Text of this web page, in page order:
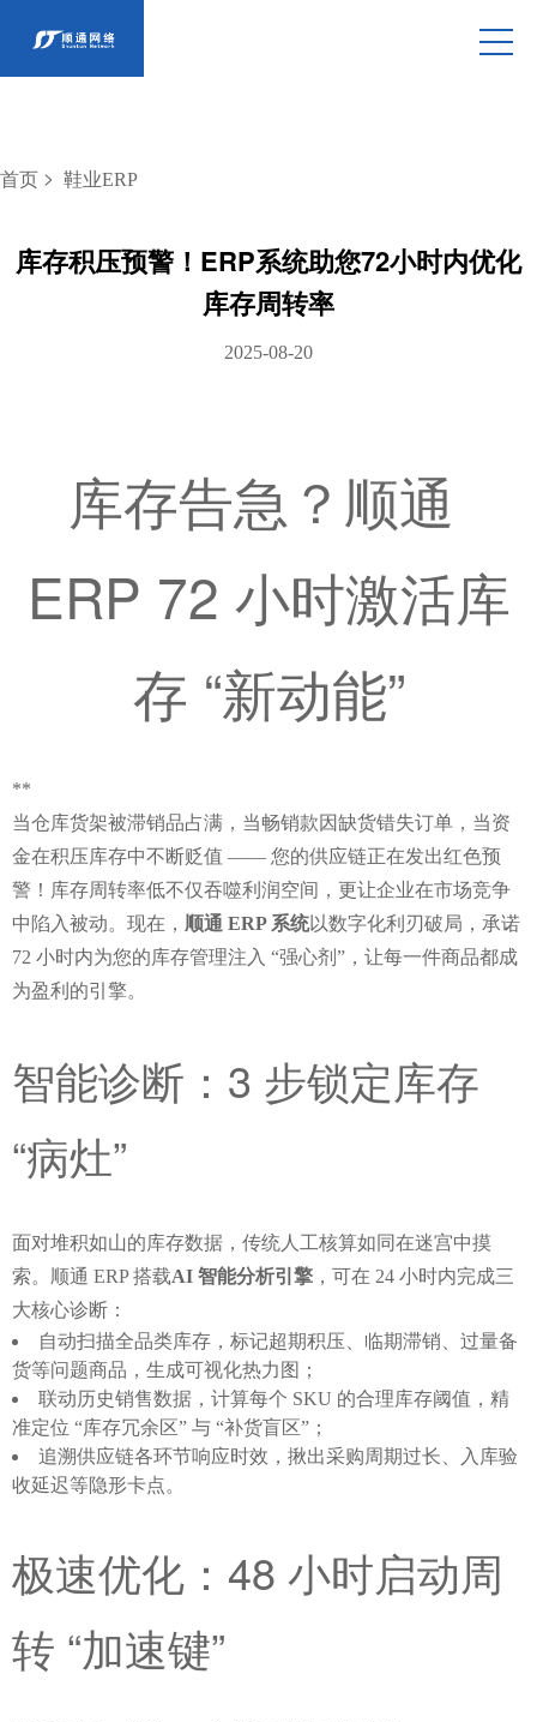
首页 > 鞋业ERP
库存积压预警！ERP系统助您72小时内优化
库存周转率
2025-08-20
库存告急？顺通
ERP 72 小时激活库
存 “新动能”
**
当仓库货架被滞销品占满，当畅销款因缺货错失订单，当资
金在积压库存中不断贬值 —— 您的供应链正在发出红色预
警！库存周转率低不仅吞噬利润空间，更让企业在市场竞争
中陷入被动。现在， 顺通 ERP 系统以数字化利刃破局，承诺
72 小时内为您的库存管理注入 “强心剂”，让每一件商品都成
为盈利的引擎。
智能诊断：3 步锁定库存
“病灶”
面对堆积如山的库存数据，传统人工核算如同在迷宫中摸
索。顺通 ERP 搭载AI 智能分析引擎 ，可在 24 小时内完成三
大核心诊断：
自动扫描全品类库存，标记超期积压、临期滞销、过量备
货等问题商品，生成可视化热力图；
联动历史销售数据，计算每个 SKU 的合理库存阈值，精
准定位 “库存冗余区” 与 “补货盲区”；
追溯供应链各环节响应时效，揪出采购周期过长、入库验
收延迟等隐形卡点。
极速优化：48 小时启动周
转 “加速键”